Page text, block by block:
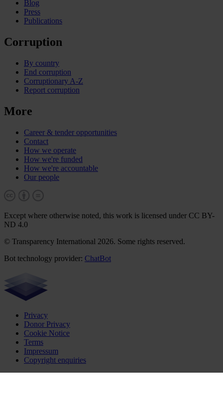
Blog
Press
Publications
Corruption
By country
End corruption
Corruptionary A-Z
Report corruption
More
Career & tender opportunities
Contact
How we operate
How we're funded
How we're accountable
Our people
Except where otherwise noted, this work is licensed under CC BY-
ND 4.0
© Transparency International 2026. Some rights reserved.
Bot technology provider: ChatBot
Privacy
Donor Privacy
Cookie Notice
Terms
Impressum
Copyright enquiries